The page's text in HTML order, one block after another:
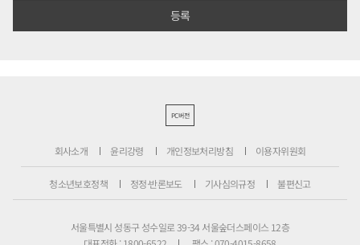
PC버전
회사소개 윤리강령 개인정보처리방침 이용자위원회
청소년보호정책 정정·반론보도 기사심의규정 불편신고
서울특별시 성동구 성수일로 39-34 서울숲더스페이스 12층